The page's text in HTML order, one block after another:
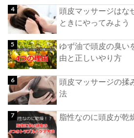
頭皮マッサージはな
ときにやってみよう
ゆず油で頭皮の臭い
由と正しいやり方
頭皮マッサージの揉
法
脂性なのに頭皮が乾